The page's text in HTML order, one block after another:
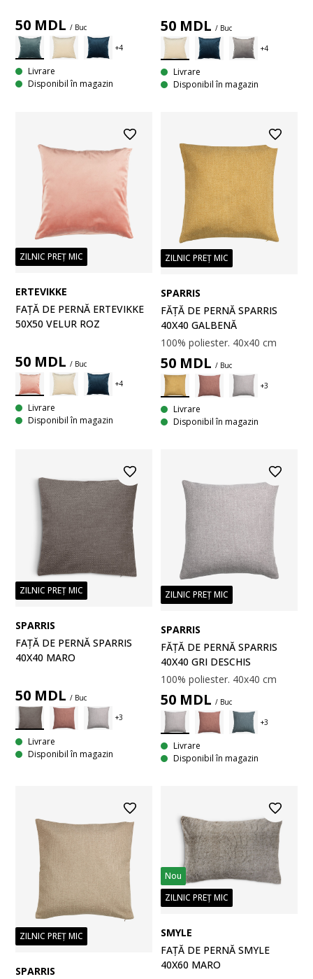
50 MDL / Buc
Livrare
Disponibil în magazin
50 MDL / Buc
Livrare
Disponibil în magazin
ZILNIC PREȚ MIC
ERTEVIKKE
FAȚĂ DE PERNĂ ERTEVIKKE
50X50 VELUR ROZ
50 MDL / Buc
Livrare
Disponibil în magazin
ZILNIC PREȚ MIC
SPARRIS
FĂȚĂ DE PERNĂ SPARRIS
40X40 GALBENĂ
100% poliester. 40x40 cm
50 MDL / Buc
Livrare
Disponibil în magazin
ZILNIC PREȚ MIC
SPARRIS
FAȚĂ DE PERNĂ SPARRIS
40X40 MARO
50 MDL / Buc
Livrare
Disponibil în magazin
ZILNIC PREȚ MIC
SPARRIS
FĂȚĂ DE PERNĂ SPARRIS
40X40 GRI DESCHIS
100% poliester. 40x40 cm
50 MDL / Buc
Livrare
Disponibil în magazin
ZILNIC PREȚ MIC
SPARRIS
Nou
ZILNIC PREȚ MIC
SMYLE
FAȚĂ DE PERNĂ SMYLE
40X60 MARO